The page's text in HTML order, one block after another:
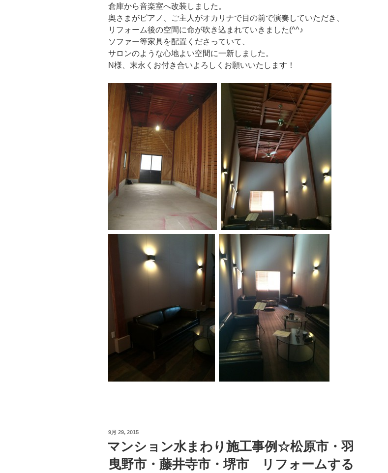
倉庫から音楽室へ改装しました。
奥さまがピアノ、ご主人がオカリナで目の前で演奏していただき、
リフォーム後の空間に命が吹き込まれていきました(^^♪
ソファー等家具を配置くださっていて、
サロンのような心地よい空間に一新しました。
N様、末永くお付き合いよろしくお願いいたします！
投
日:
9月 29, 2015
マンション水まわり施工事例☆松原市・羽
曳野市・藤井寺市・堺市 リフォームする